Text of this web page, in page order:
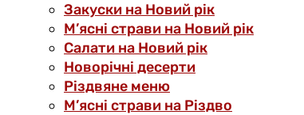
Закуски на Новий рік
М’ясні страви на Новий рік
Салати на Новий рік
Новорічні десерти
Різдвяне меню
М’ясні страви на Різдво